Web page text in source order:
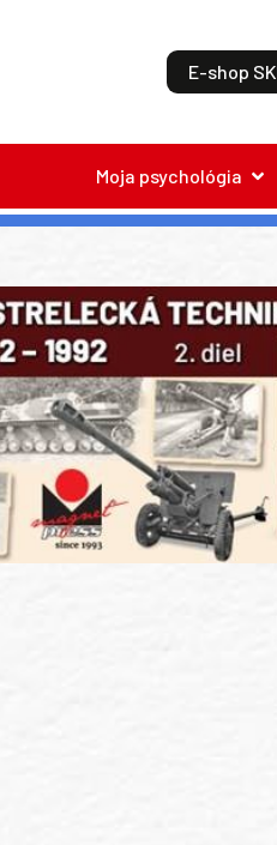
E-shop SK
Moja psychológia